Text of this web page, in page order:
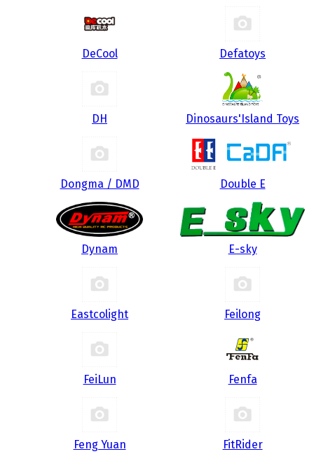
DeCool Defatoys
DH Dinosaurs'Island Toys
Dongma / DMD Double E
Dynam E-sky
Eastcolight Feilong
FeiLun Fenfa
Feng Yuan FitRider